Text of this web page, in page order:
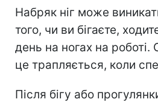
Набряк ніг може
того, чи ви бігаєте,
день на ногах на роботі.
це трапляється, коли
Після бігу або